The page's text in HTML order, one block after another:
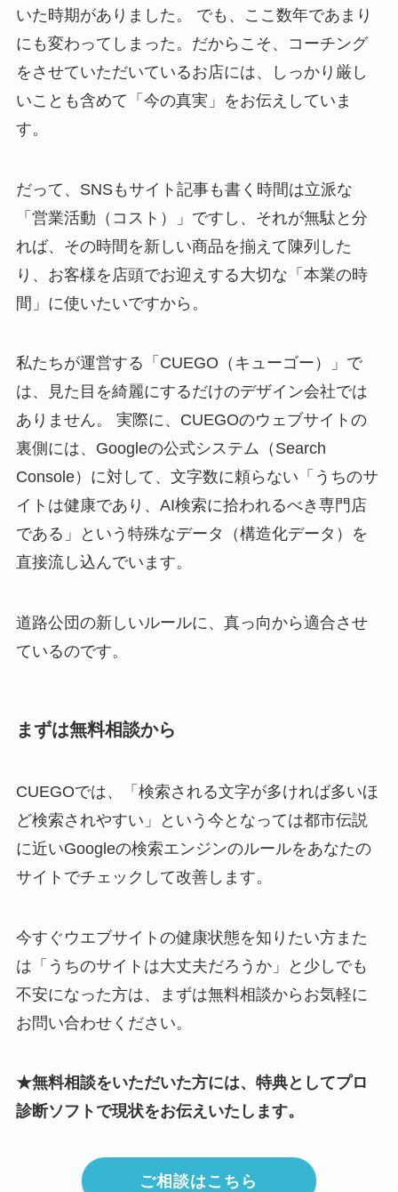
いた時期がありました。 でも、ここ数年であまり
にも変わってしまった。だからこそ、コーチング
をさせていただいているお店には、しっかり厳し
いことも含めて「今の真実」をお伝えしていま
す。
だって、SNSもサイト記事も書く時間は立派な
「営業活動（コスト）」ですし、それが無駄と分
れば、その時間を新しい商品を揃えて陳列した
り、お客様を店頭でお迎えする大切な「本業の時
間」に使いたいですから。
私たちが運営する「CUEGO（キューゴー）」で
は、見た目を綺麗にするだけのデザイン会社では
ありません。 実際に、CUEGOのウェブサイトの
裏側には、Googleの公式システム（Search
Console）に対して、文字数に頼らない「うちのサ
イトは健康であり、AI検索に拾われるべき専門店
である」という特殊なデータ（構造化データ）を
直接流し込んでいます。
道路公団の新しいルールに、真っ向から適合させ
ているのです。
まずは無料相談から
CUEGOでは、「検索される文字が多ければ多いほ
ど検索されやすい」という今となっては都市伝説
に近いGoogleの検索エンジンのルールをあなたの
サイトでチェックして改善します。
今すぐウエブサイトの健康状態を知りたい方また
は「うちのサイトは大丈夫だろうか」と少しでも
不安になった方は、まずは無料相談からお気軽に
お問い合わせください。
★無料相談をいただいた方には、特典としてプロ
診断ソフトで現状をお伝えいたします。
ご相談はこちら